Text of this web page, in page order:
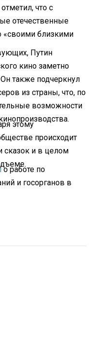
что с
отечественные
«своими близкими
Путин
кино заметно
также подчеркнул
из страны, что, по
возможности
этому
происходит
сказок и в целом
о работе по
и госорганов в